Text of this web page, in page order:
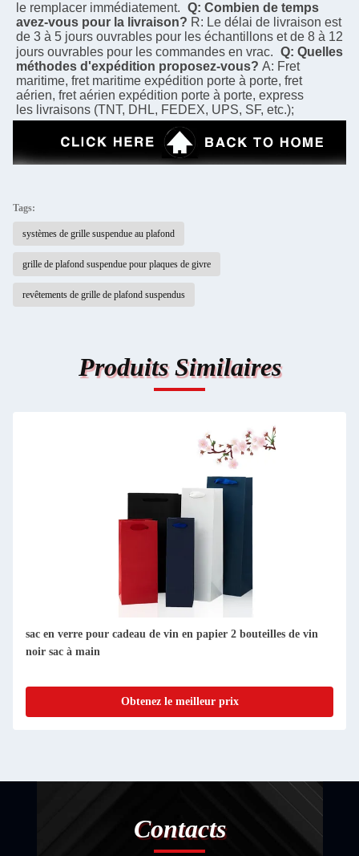
le remplacer immédiatement. Q: Combien de temps
avez-vous pour la livraison? R: Le délai de livraison est
de 3 à 5 jours ouvrables pour les échantillons et de 8 à 12
jours ouvrables pour les commandes en vrac. Q: Quelles
méthodes d'expédition proposez-vous? A: Fret
maritime, fret maritime expédition porte à porte, fret
aérien, fret aérien expédition porte à porte, express
les livraisons (TNT, DHL, FEDEX, UPS, SF, etc.);
Tags:
systèmes de grille suspendue au plafond
grille de plafond suspendue pour plaques de givre
revêtements de grille de plafond suspendus
Produits Similaires
En gros Logo personnalisé Meilleur prix Impression
personnalisée de marque Carton noir Sac de papier à vin
Obtenez le meilleur prix
Contacts